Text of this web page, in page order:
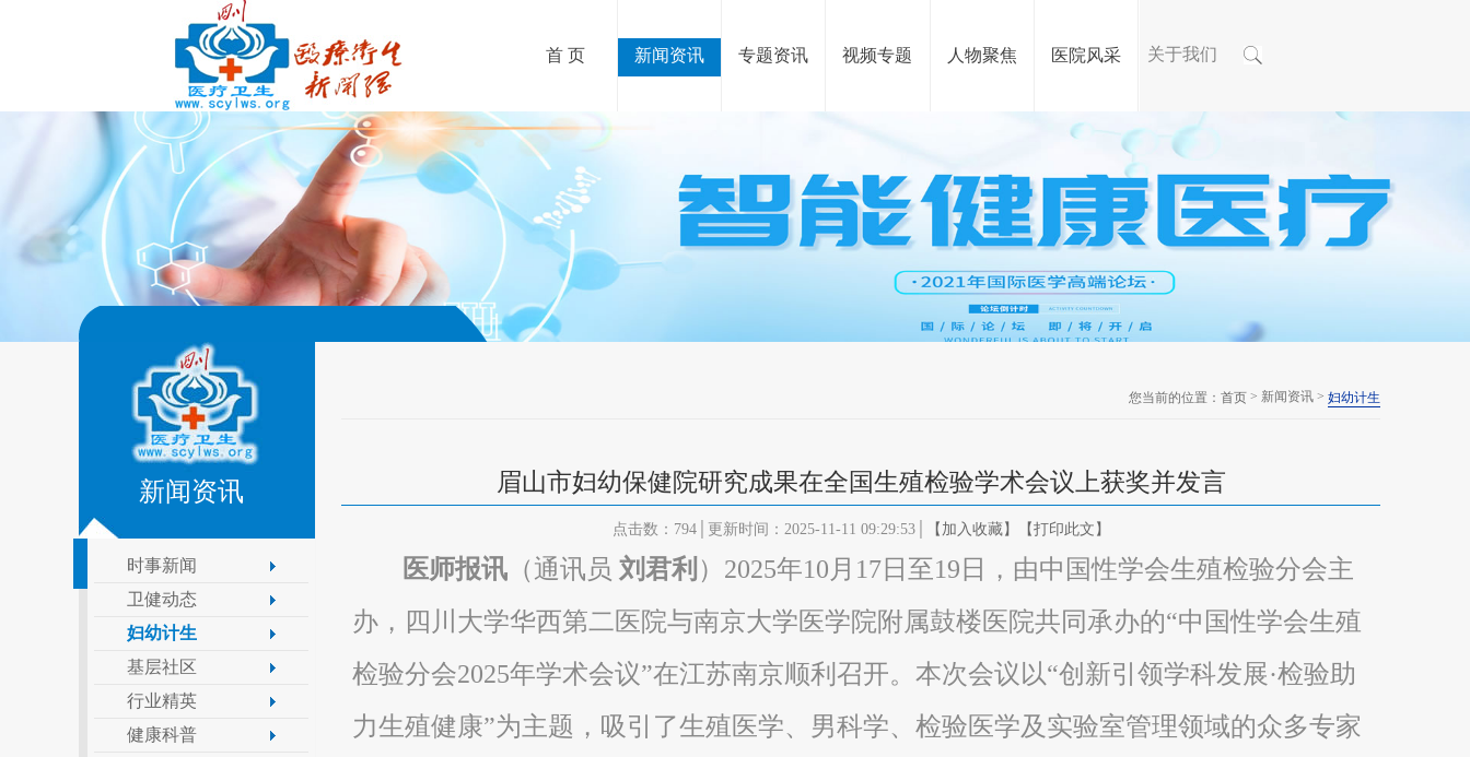
首 页 新闻资讯 专题资讯 视频专题 人物聚焦 医院风采 关于我们
新闻资讯
时事新闻
卫健动态
妇幼计生
基层社区
行业精英
健康科普
您当前的位置： 首页 > 新闻资讯 > 妇幼计生
眉山市妇幼保健院研究成果在全国生殖检验学术会议上获奖并发言
点击数：794│更新时间：2025-11-11 09:29:53│ 【加入收藏】 【打印此文】
医师报讯 （通讯员 刘君利 ）2025年10月17日至19日，由中国性学会生殖检验分会主
办，四川大学华西第二医院与南京大学医学院附属鼓楼医院共同承办的“中国性学会生殖
检验分会2025年学术会议”在江苏南京顺利召开。本次会议以“创新引领学科发展·检验助
力生殖健康”为主题，吸引了生殖医学、男科学、检验医学及实验室管理领域的众多专家